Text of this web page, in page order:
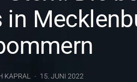
in
KAPRAL 15. JUNI 2022